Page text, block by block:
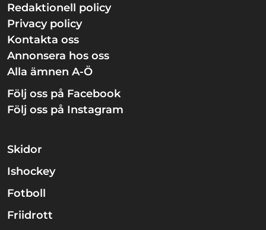
Redaktionell policy
Privacy policy
Kontakta oss
Annonsera hos oss
Alla ämnen A-Ö
Följ oss på Facebook
Följ oss på Instagram
Skidor
Ishockey
Fotboll
Friidrott